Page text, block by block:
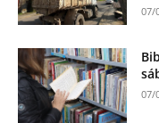
07/
07/